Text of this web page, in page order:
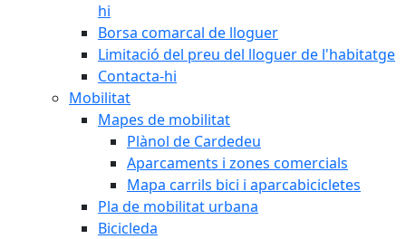
hi
Borsa comarcal de lloguer
Limitació del preu del lloguer de l'habitatge
Contacta-hi
Mobilitat
Mapes de mobilitat
Plànol de Cardedeu
Aparcaments i zones comercials
Mapa carrils bici i aparcabicicletes
Pla de mobilitat urbana
Bicicleda